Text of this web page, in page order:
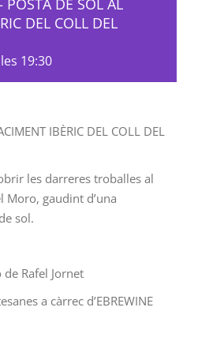
POSTA DE SOL AL
DEL COLL DEL
19:30
IBÈRIC DEL COLL DEL
les darreres troballes al
Moro, gaudint d’una
sol.
de Rafel Jornet
a càrrec d’EBREWINE